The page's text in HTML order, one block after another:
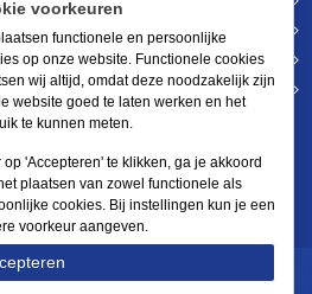
voorkeuren
functionele en persoonlijke
op onze website. Functionele cookies
wij altijd, omdat deze noodzakelijk zijn
website goed te laten werken en het
te kunnen meten.
op 'Accepteren' te klikken, ga je akkoord
plaatsen van zowel functionele als
cookies. Bij instellingen kun je een
voorkeur aangeven.